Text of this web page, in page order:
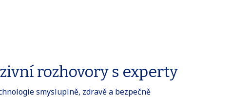
rozhovory s experty
smysluplně, zdravě a bezpečně